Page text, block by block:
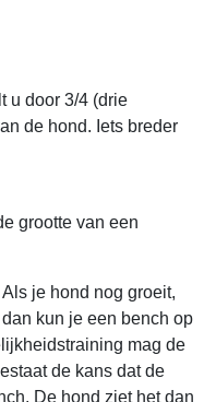
u door 3/4 (drie
de hond. Iets breder
grootte van een
Als je hond nog groeit,
dan kun je een bench op
mag de
de kans dat de
De hond ziet het dan